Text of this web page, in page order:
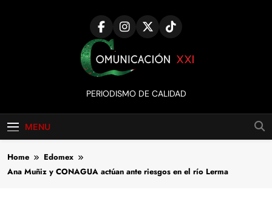
Comunicación
XXI
PERIODISMO DE CALIDAD
MENU
Home
Edomex
Ana Muñiz y CONAGUA actúan ante riesgos en el río Lerma